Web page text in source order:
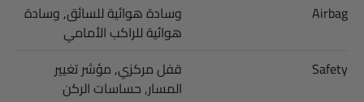
Airbag
وسادة هوائية للسائق, وسادة
هوائية للراكب الأمامي
Safety
قفل مركزي, مؤشر تغيير
المسار, حساسات الركن